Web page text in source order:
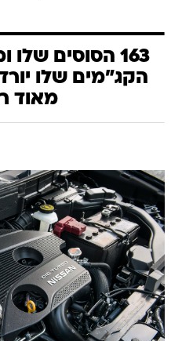
הקג"מים שלו
מאוד